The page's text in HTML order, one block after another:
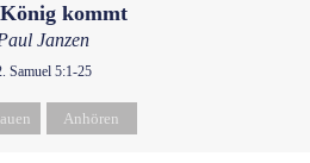
kommt
Janzen
Samuel 5:1-25
Anhören